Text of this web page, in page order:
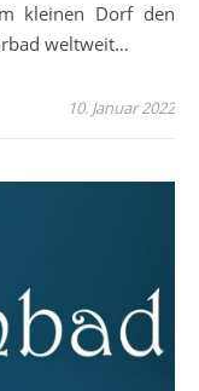
kleinen Dorf den
weltweit…
10. Januar 2022